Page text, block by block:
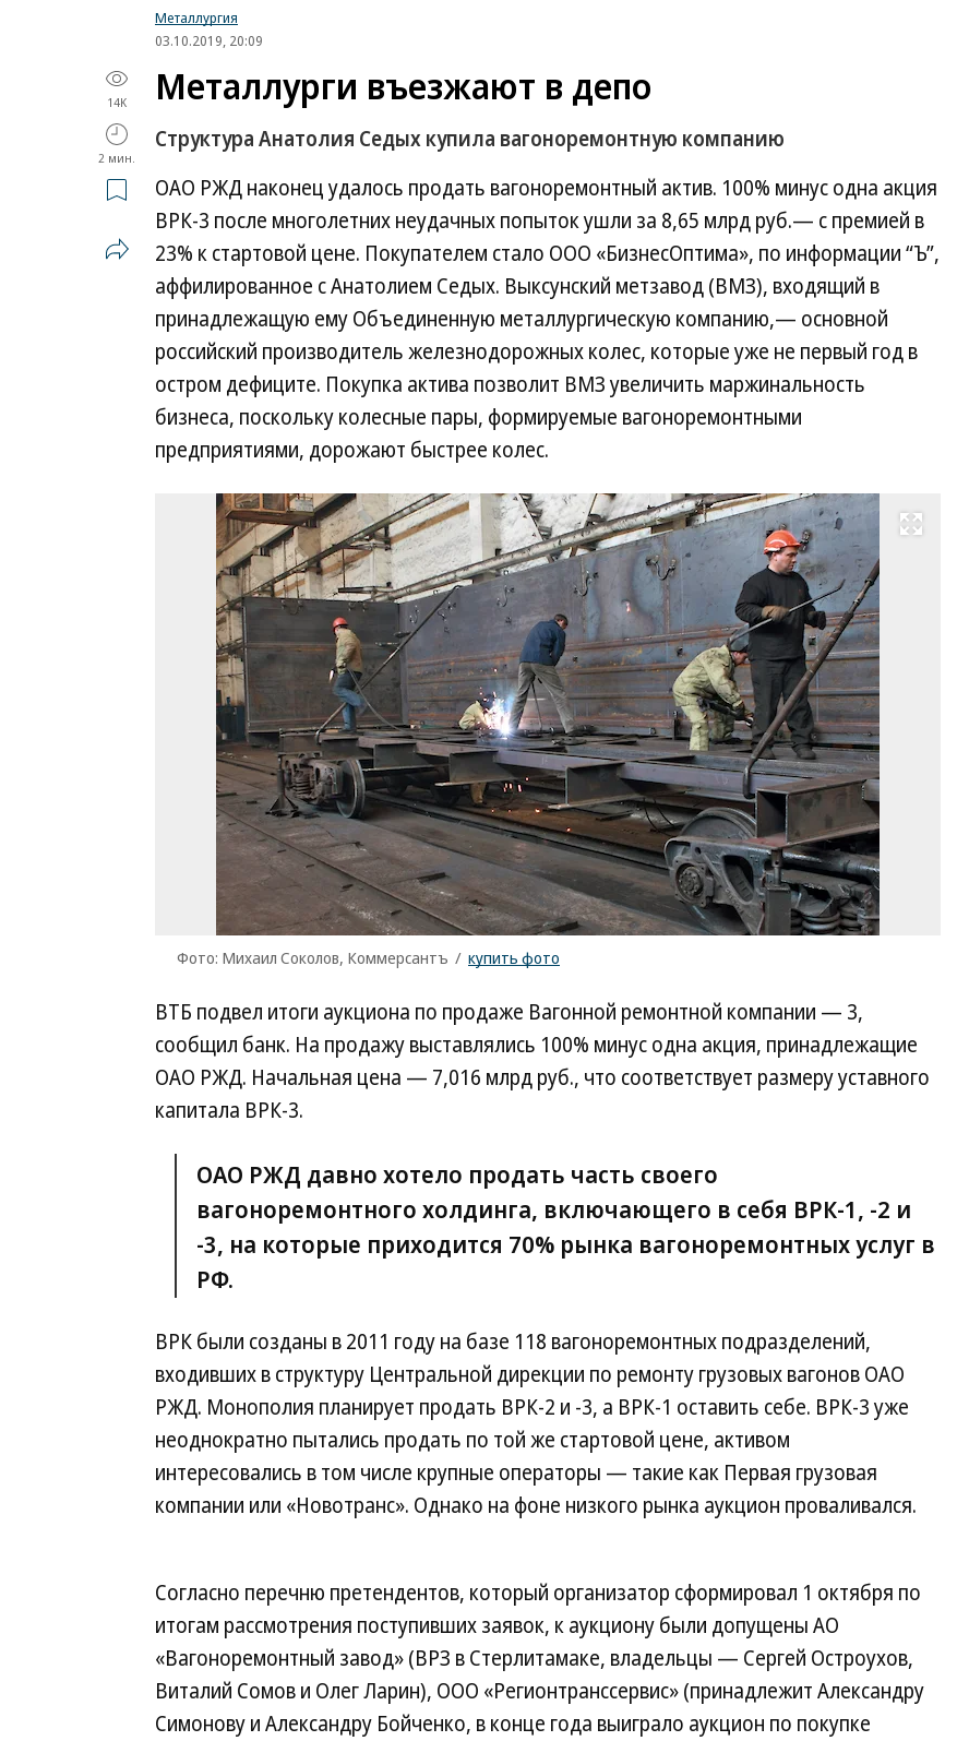
Металлургия
03.10.2019, 20:09
14K
2 мин.
Металлурги въезжают в депо
Структура Анатолия Седых купила вагоноремонтную компанию
ОАО РЖД наконец удалось продать вагоноремонтный актив. 100% минус одна акция
ВРК-3 после многолетних неудачных попыток ушли за 8,65 млрд руб.— с премией в
23% к стартовой цене. Покупателем стало ООО «БизнесОптима», по информации “Ъ”,
аффилированное с Анатолием Седых. Выксунский метзавод (ВМЗ), входящий в
принадлежащую ему Объединенную металлургическую компанию,— основной
российский производитель железнодорожных колес, которые уже не первый год в
остром дефиците. Покупка актива позволит ВМЗ увеличить маржинальность
бизнеса, поскольку колесные пары, формируемые вагоноремонтными
предприятиями, дорожают быстрее колес.
Развернуть на весь экран
Фото: Михаил Соколов, Коммерсантъ / купить фото
ВТБ подвел итоги аукциона по продаже Вагонной ремонтной компании — 3,
сообщил банк. На продажу выставлялись 100% минус одна акция, принадлежащие
ОАО РЖД. Начальная цена — 7,016 млрд руб., что соответствует размеру уставного
капитала ВРК-3.
ОАО РЖД давно хотело продать часть своего
вагоноремонтного холдинга, включающего в себя ВРК-1, -2 и
-3, на которые приходится 70% рынка вагоноремонтных услуг в
РФ.
ВРК были созданы в 2011 году на базе 118 вагоноремонтных подразделений,
входивших в структуру Центральной дирекции по ремонту грузовых вагонов ОАО
РЖД. Монополия планирует продать ВРК-2 и -3, а ВРК-1 оставить себе. ВРК-3 уже
неоднократно пытались продать по той же стартовой цене, активом
интересовались в том числе крупные операторы — такие как Первая грузовая
компании или «Новотранс». Однако на фоне низкого рынка аукцион проваливался.
Согласно перечню претендентов, который организатор сформировал 1 октября по
итогам рассмотрения поступивших заявок, к аукциону были допущены АО
«Вагоноремонтный завод» (ВРЗ в Стерлитамаке, владельцы — Сергей Остроухов,
Виталий Сомов и Олег Ларин), ООО «Регионтранссервис» (принадлежит Александру
Симонову и Александру Бойченко, в конце года выиграло аукцион по покупке